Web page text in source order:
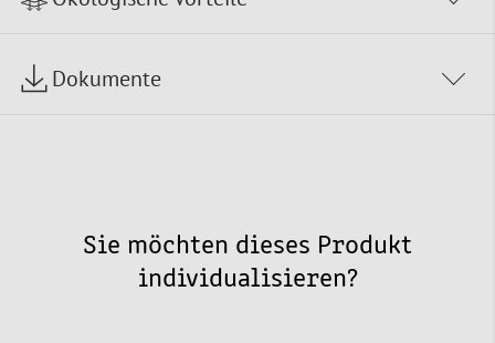
Dokumente
Sie möchten dieses Produkt
individualisieren?